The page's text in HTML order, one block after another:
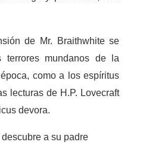
de Mr. Braithwhite se
terrores mundanos de la
como a los espíritus
lecturas de H.P. Lovecraft
devora.
a su padre